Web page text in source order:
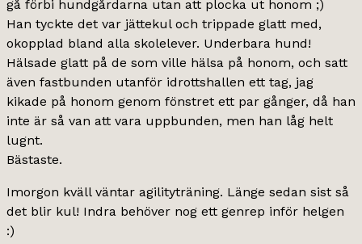
gå förbi hundgårdarna utan att plocka ut honom ;)
Han tyckte det var jättekul och trippade glatt med,
okopplad bland alla skolelever. Underbara hund!
Hälsade glatt på de som ville hälsa på honom, och satt
även fastbunden utanför idrottshallen ett tag, jag
kikade på honom genom fönstret ett par gånger, då han
inte är så van att vara uppbunden, men han låg helt
lugnt.
Bästaste.
Imorgon kväll väntar agilityträning. Länge sedan sist så
det blir kul! Indra behöver nog ett genrep inför helgen
:)